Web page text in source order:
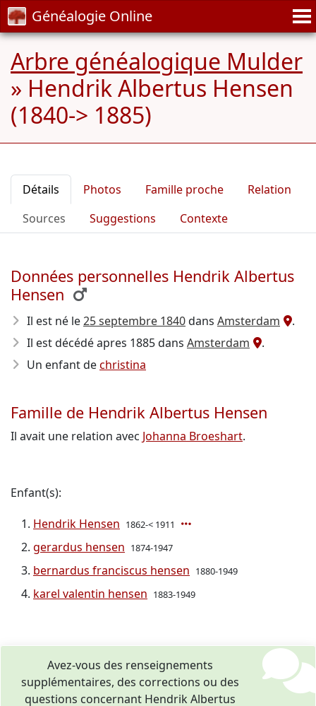
Généalogie Online
Arbre généalogique Mulder
» Hendrik Albertus Hensen
(1840-> 1885)
Détails Photos Famille proche
Relation
Sources
Suggestions Contexte
Données personnelles Hendrik Albertus
Hensen
Il est né le25 septembre 1840dans Amsterdam
.
Il est décédé apres 1885dans Amsterdam
.
Un enfant dechristina
Famille de Hendrik Albertus Hensen
Il avait une relation avec Johanna Broeshart.
Enfant(s):
Hendrik Hensen 1862-< 1911
gerardus hensen 1874-1947
bernardus franciscus hensen 1880-1949
karel valentin hensen 1883-1949
Avez-vous des renseignements
supplémentaires, des corrections ou des
questions concernant Hendrik Albertus